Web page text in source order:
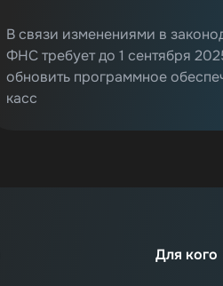
В связи изменениями в
ФНС требует до 1 сентября
обновить программное
касс
Для кого